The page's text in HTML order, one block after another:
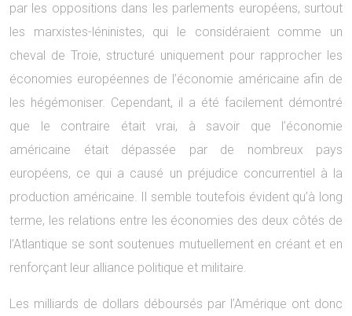
par les oppositions dans les parlements européens, surtout
les marxistes-léninistes, qui le considéraient comme un
cheval de Troie, structuré uniquement pour rapprocher les
économies européennes de l’économie américaine afin de
les hégémoniser. Cependant, il a été facilement démontré
que le contraire était vrai, à savoir que l’économie
américaine était dépassée par de nombreux pays
européens, ce qui a causé un préjudice concurrentiel à la
production américaine. Il semble toutefois évident qu’à long
terme, les relations entre les économies des deux côtés de
l’Atlantique se sont soutenues mutuellement en créant et en
renforçant leur alliance politique et militaire.
Les milliards de dollars déboursés par l’Amérique ont donc